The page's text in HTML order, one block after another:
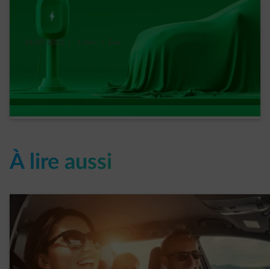
14/07/2022 1 min. Eva
La voiture électrique, « ami » ou « ennemi »
Read more
À lire aussi